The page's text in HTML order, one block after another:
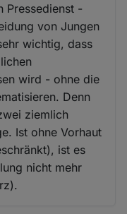
Pressedienst -
von Jungen
wichtig, dass
wird - ohne die
Denn
ziemlich
Ist ohne Vorhaut
ist es
nicht mehr